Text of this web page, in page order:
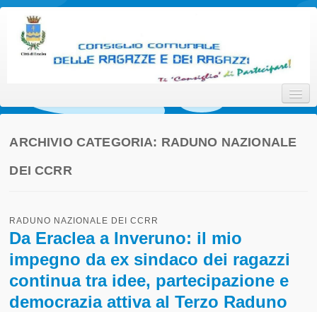
Consiglio Comunale delle
Ragazze e dei Ragazzi della
Città di Eraclea
Ti 'Consiglio' di Partecipare!
Home
Attori
Interlocutori
Il Progetto
ARCHIVIO CATEGORIA: RADUNO NAZIONALE
DEI CCRR
RADUNO NAZIONALE DEI CCRR
Da Eraclea a Inveruno: il mio
impegno da ex sindaco dei ragazzi
continua tra idee, partecipazione e
democrazia attiva al Terzo Raduno